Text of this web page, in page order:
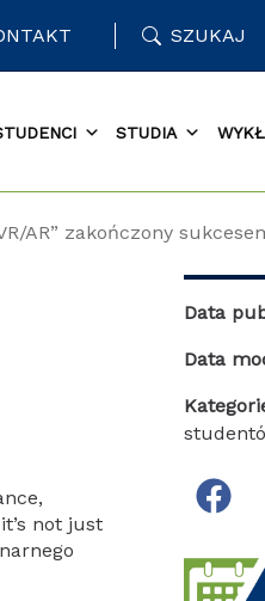
SZUKAJ
STUDIA
AR” zakończony
not just
Data
Data